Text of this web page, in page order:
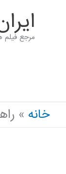
مرجع
خانه